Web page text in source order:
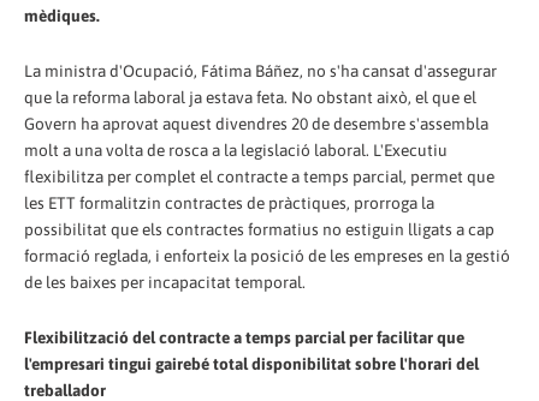
mèdiques.
La ministra d'Ocupació, Fátima Báñez, no s'ha cansat d'assegurar
que la reforma laboral ja estava feta. No obstant això, el que el
Govern ha aprovat aquest divendres 20 de desembre s'assembla
molt a una volta de rosca a la legislació laboral. L'Executiu
flexibilitza per complet el contracte a temps parcial, permet que
les ETT formalitzin contractes de pràctiques, prorroga la
possibilitat que els contractes formatius no estiguin lligats a cap
formació reglada, i enforteix la posició de les empreses en la gestió
de les baixes per incapacitat temporal.
Flexibilització del contracte a temps parcial per facilitar que
l'empresari tingui gairebé total disponibilitat sobre l'horari del
treballador